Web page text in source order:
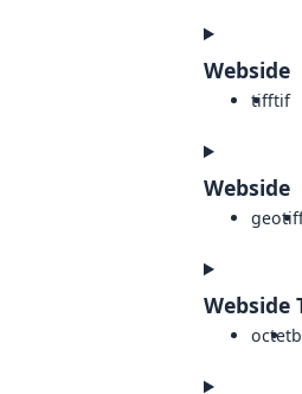
Webside
tifftif
Webside
Webside
octet